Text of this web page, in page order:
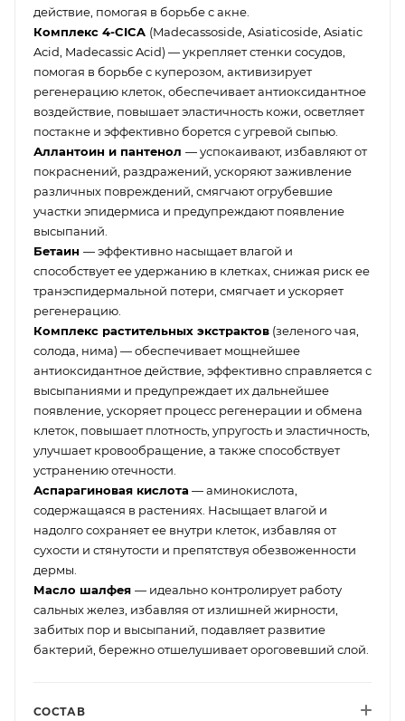
действие, помогая в борьбе с акне.
Комплекс 4-CICA (Madecassoside, Asiaticoside, Asiatic
Acid, Madecassic Acid) — укрепляет стенки сосудов,
помогая в борьбе с куперозом, активизирует
регенерацию клеток, обеспечивает антиоксидантное
воздействие, повышает эластичность кожи, осветляет
постакне и эффективно борется с угревой сыпью.
Аллантоин и пантенол — успокаивают, избавляют от
покраснений, раздражений, ускоряют заживление
различных повреждений, смягчают огрубевшие
участки эпидермиса и предупреждают появление
высыпаний.
Бетаин — эффективно насыщает влагой и
способствует ее удержанию в клетках, снижая риск ее
транэспидермальной потери, смягчает и ускоряет
регенерацию.
Комплекс растительных экстрактов (зеленого чая,
солода, нима) — обеспечивает мощнейшее
антиоксидантное действие, эффективно справляется с
высыпаниями и предупреждает их дальнейшее
появление, ускоряет процесс регенерации и обмена
клеток, повышает плотность, упругость и эластичность,
улучшает кровообращение, а также способствует
устранению отечности.
Аспарагиновая кислота — аминокислота,
содержащаяся в растениях. Насыщает влагой и
надолго сохраняет ее внутри клеток, избавляя от
сухости и стянутости и препятствуя обезвоженности
дермы.
Масло шалфея — идеально контролирует работу
сальных желез, избавляя от излишней жирности,
забитых пор и высыпаний, подавляет развитие
бактерий, бережно отшелушивает ороговевший слой.
СОСТАВ